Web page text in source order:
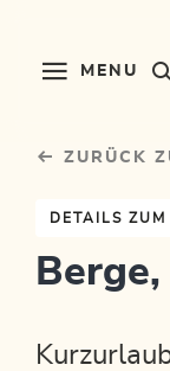
MENU
ZURÜCK
DETAILS ZUM